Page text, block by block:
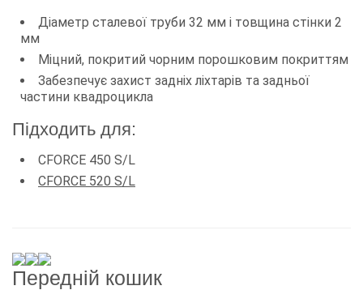
Діаметр сталевої труби 32 мм і товщина стінки 2
мм
Міцний, покритий чорним порошковим покриттям
Забезпечує захист задніх ліхтарів та задньої
частини квадроцикла
Підходить для:
CFORCE 450 S/L
CFORCE 520 S/L
Передній кошик